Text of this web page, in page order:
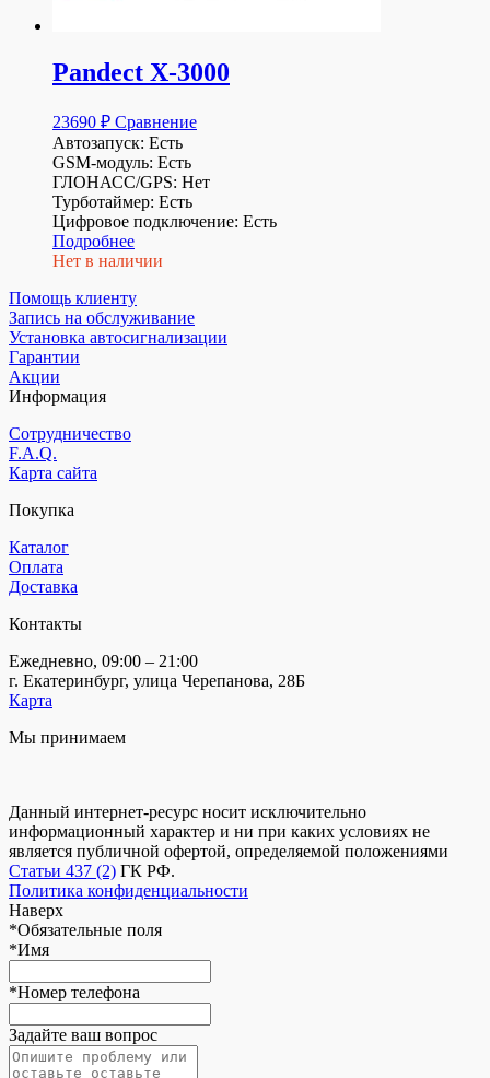
Pandect X-3000
23690 ₽ Сравнение
Автозапуск: Есть
GSM-модуль: Есть
ГЛОНАСС/GPS: Нет
Турботаймер: Есть
Цифровое подключение: Есть
Подробнее
Нет в наличии
Помощь клиенту
Запись на обслуживание
Установка автосигнализации
Гарантии
Акции
Информация
Сотрудничество
F.A.Q.
Карта сайта
Покупка
Каталог
Оплата
Доставка
Контакты
Ежедневно, 09:00 – 21:00
г. Екатеринбург, улица Черепанова, 28Б
Карта
Мы принимаем
Данный интернет-ресурс носит исключительно
информационный характер и ни при каких условиях не
является публичной офертой, определяемой положениями
Статьи 437 (2) ГК РФ.
Политика конфиденциальности
Наверх
*Обязательные поля
*Имя
*Номер телефона
Задайте ваш вопрос